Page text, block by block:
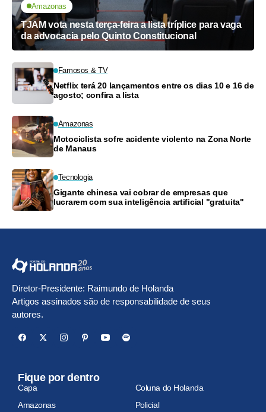
Amazonas
TJAM vota nesta terça-feira a lista tríplice para vaga
da advocacia pelo Quinto Constitucional
Famosos & TV
Netflix terá 20 lançamentos entre os dias 10 e 16 de
agosto; confira a lista
Amazonas
Motociclista sofre acidente violento na Zona Norte
de Manaus
Tecnologia
Gigante chinesa vai cobrar de empresas que
lucrarem com sua inteligência artificial "gratuita"
Diretor-Presidente: Raimundo de Holanda
Artigos assinados são de responsabilidade de seus
autores.
Fique por dentro
Capa
Coluna do Holanda
Amazonas
Policial